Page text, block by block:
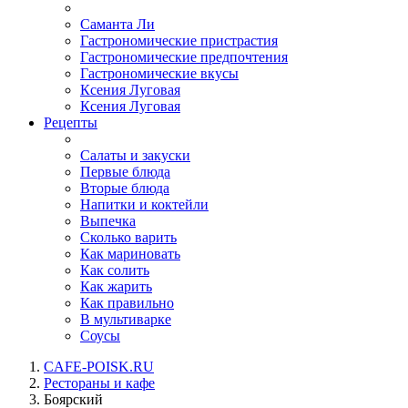
Саманта Ли
Гастрономические пристрастия
Гастрономические предпочтения
Гастрономические вкусы
Ксения Луговая
Ксения Луговая
Рецепты
Салаты и закуски
Первые блюда
Вторые блюда
Напитки и коктейли
Выпечка
Сколько варить
Как мариновать
Как солить
Как жарить
Как правильно
В мультиварке
Соусы
CAFE-POISK.RU
Рестораны и кафе
Боярский